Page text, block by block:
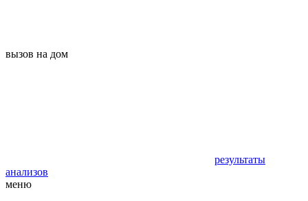
вызов на дом
результаты
анализов
меню